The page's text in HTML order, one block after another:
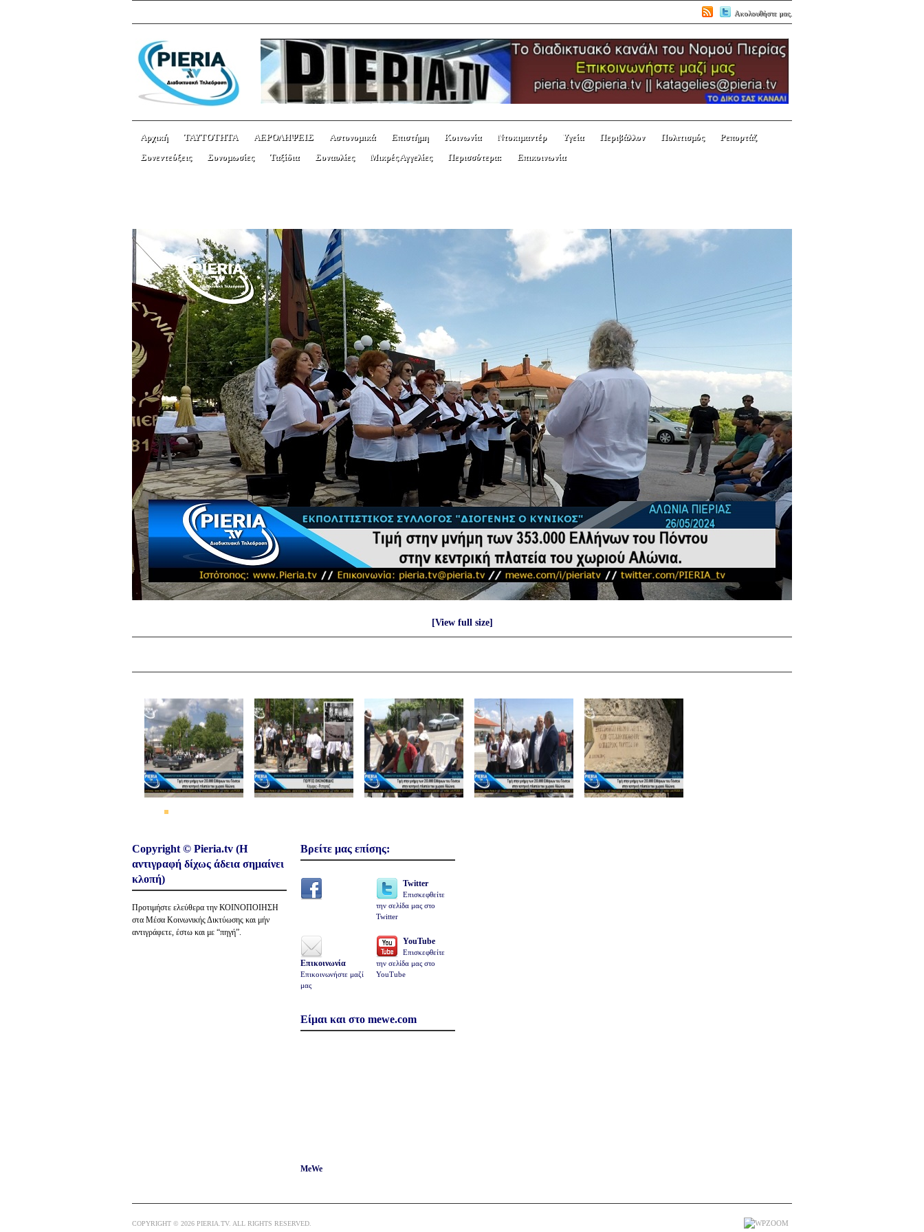
Ακολουθήστε μας.
Αρχική ΤΑΥΤΟΤΗΤΑ ΑΕΡΟΛΗΨΕΙΣ Αστυνομικά Επιστήμη Κοινωνία Ντοκιμαντέρ Υγεία Περιβάλλον Πολιτισμός
Ρεπορτάζ
Συνεντεύξεις
Συνομωσίες Ταξίδια Συναυλίες Μικρές Αγγελίες Περισσότερα: Επικοινωνία
[View full size]
Copyright © Pieria.tv (Η
αντιγραφή δίχως άδεια σημαίνει
κλοπή)
Προτιμήστε ελεύθερα την ΚΟΙΝΟΠΟΙΗΣΗ
στα Μέσα Κοινωνικής Δικτύωσης και μήν
αντιγράφετε, έστω και με “πηγή”.
Βρείτε μας επίσης:
Twitter
Επισκεφθείτε
την σελίδα μας στο
Twitter
Επικοινωνία
Επικοινωνήστε μαζί
μας
YouTube
Επισκεφθείτε
την σελίδα μας στο
YouTube
Είμαι και στο mewe.com
MeWe
COPYRIGHT © 2026 PIERIA.TV. ALL RIGHTS RESERVED.